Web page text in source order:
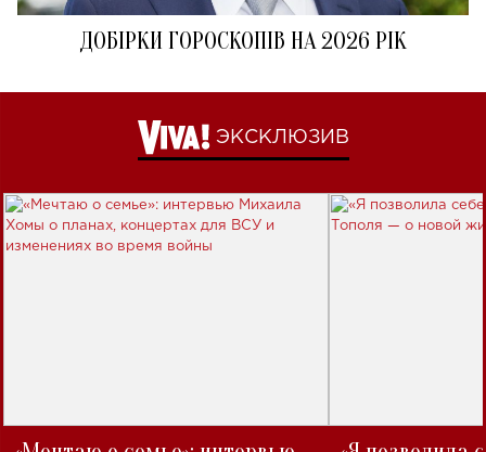
ДОБІРКИ ГОРОСКОПІВ НА 2026 РІК
ЭКСКЛЮЗИВ